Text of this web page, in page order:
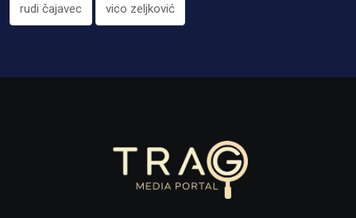
rudi čajavec vico zeljković